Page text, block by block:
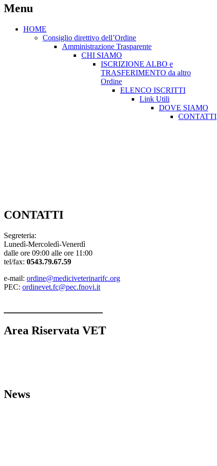
Menu
HOME
Consiglio direttivo dell’Ordine
Amministrazione Trasparente
CHI SIAMO
ISCRIZIONE ALBO e
TRASFERIMENTO da altro
Ordine
ELENCO ISCRITTI
Link Utili
DOVE SIAMO
CONTATTI
CONTATTI
Segreteria:
Lunedì-Mercoledì-Venerdì
dalle ore 09:00 alle ore 11:00
tel/fax: 0543.79.67.59
e-mail: ordine@mediciveterinarifc.org
PEC: ordinevet.fc@pec.fnovi.it
Area Riservata VET
News